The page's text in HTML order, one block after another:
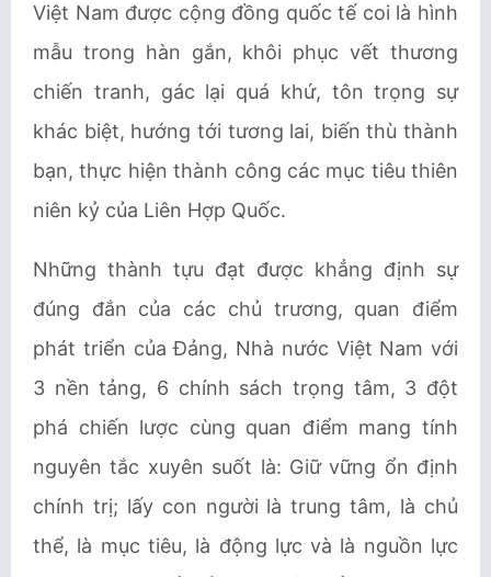
Việt Nam được cộng đồng quốc tế coi là hình
mẫu trong hàn gắn, khôi phục vết thương
chiến tranh, gác lại quá khứ, tôn trọng sự
khác biệt, hướng tới tương lai, biến thù thành
bạn, thực hiện thành công các mục tiêu thiên
niên kỷ của Liên Hợp Quốc.
Những thành tựu đạt được khẳng định sự
đúng đắn của các chủ trương, quan điểm
phát triển của Đảng, Nhà nước Việt Nam với
3 nền tảng, 6 chính sách trọng tâm, 3 đột
phá chiến lược cùng quan điểm mang tính
nguyên tắc xuyên suốt là: Giữ vững ổn định
chính trị; lấy con người là trung tâm, là chủ
thể, là mục tiêu, là động lực và là nguồn lực